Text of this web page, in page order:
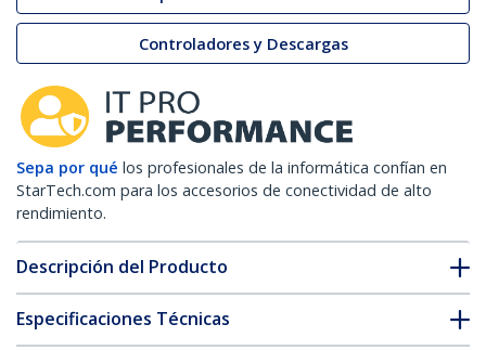
Controladores y Descargas
Sepa por qué los profesionales de la informática confían en
StarTech.com para los accesorios de conectividad de alto
rendimiento.
Descripción del Producto
Especificaciones Técnicas